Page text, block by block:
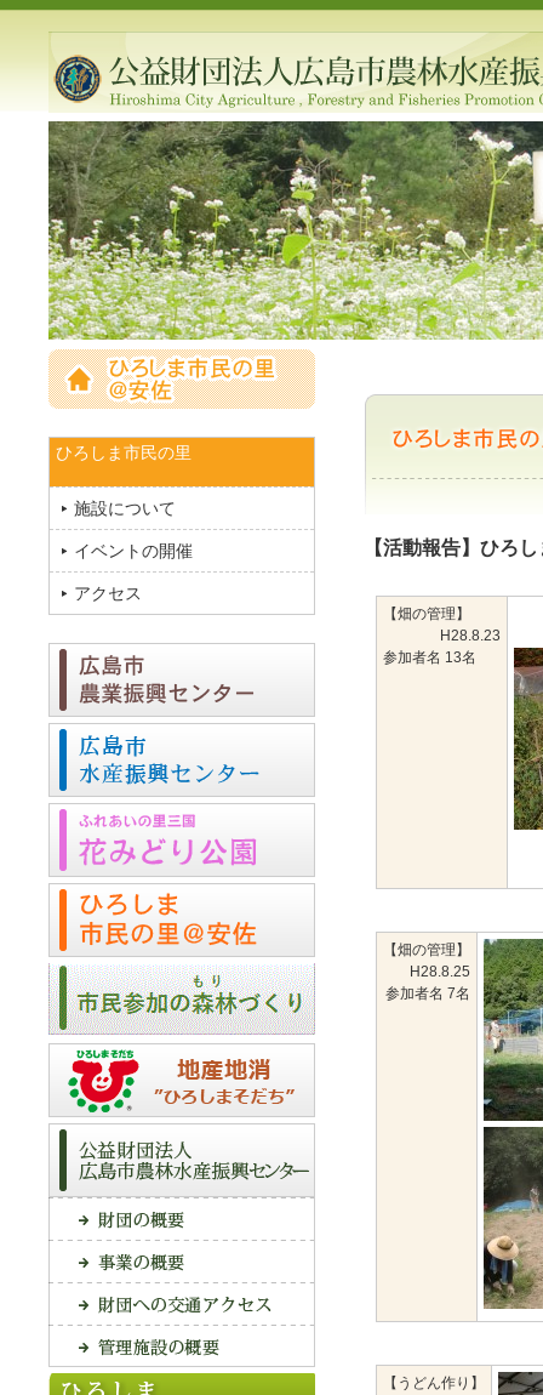
【活動報告】ひろ
【畑の管理】
H28.8.23
参加者名 13名
【畑の管理】
H28.8.25
参加者名 7名
【うどん作り】
ひろしま市民の里
施設について
イベントの開催
アクセス